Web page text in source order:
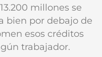
millones se
bien por debajo de
esos créditos
trabajador.